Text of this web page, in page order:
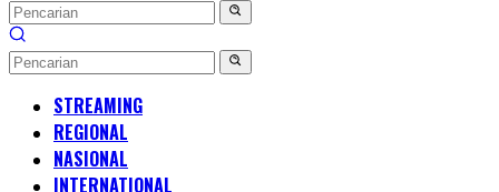
STREAMING
REGIONAL
NASIONAL
INTERNATIONAL